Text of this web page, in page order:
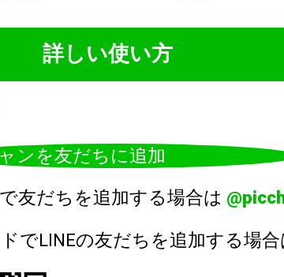
詳しい使い方
ンを友だちに追加
で友だちを追加する場合は
でLINEの友だちを追加する場